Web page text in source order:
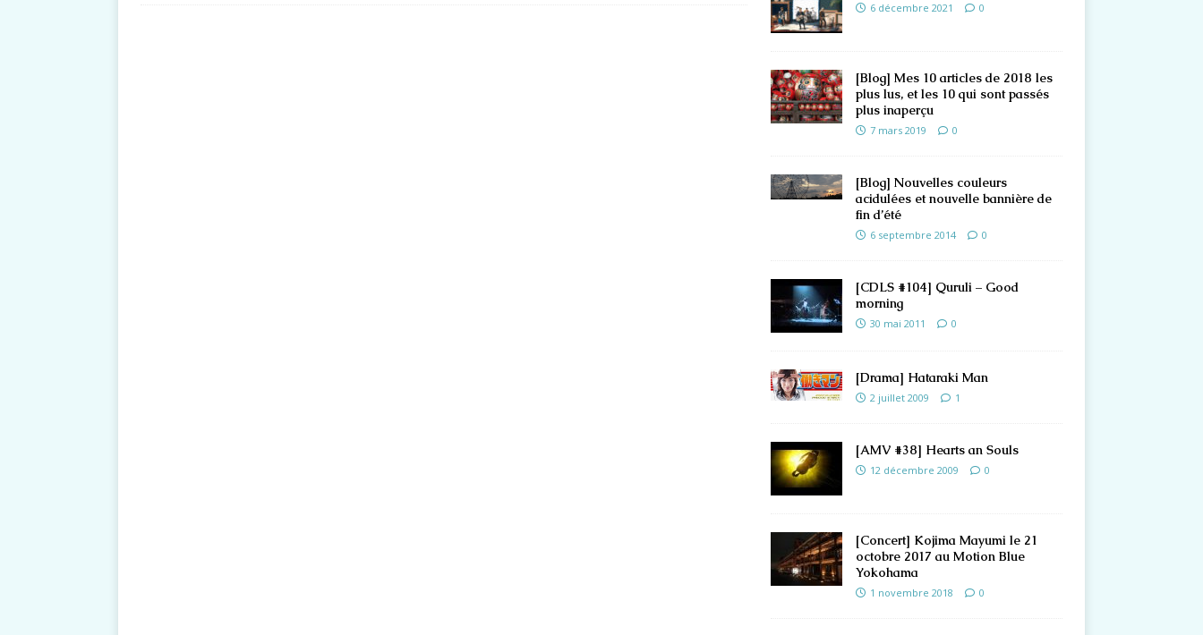
6 décembre 2021 0
[Blog] Mes 10 articles de 2018 les
plus lus, et les 10 qui sont passés
plus inaperçu
7 mars 2019 0
[Blog] Nouvelles couleurs
acidulées et nouvelle bannière de
fin d’été
6 septembre 2014 0
[CDLS #104] Quruli – Good
morning
30 mai 2011 0
[Drama] Hataraki Man
2 juillet 2009 1
[AMV #38] Hearts an Souls
12 décembre 2009 0
[Concert] Kojima Mayumi le 21
octobre 2017 au Motion Blue
Yokohama
1 novembre 2018 0